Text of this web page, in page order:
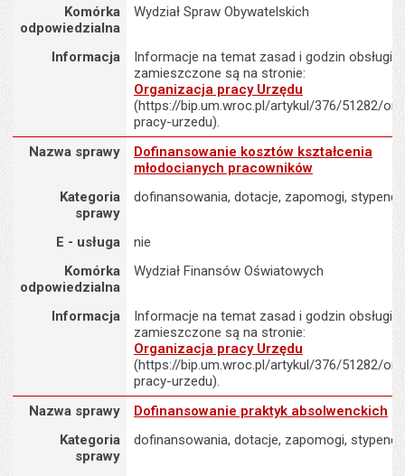
Komórka
odpowiedzialna
Wydział Spraw Obywatelskich
Informacja
Informacje na temat zasad i godzin obsługi
zamieszczone są na stronie:
Organizacja pracy Urzędu
(https://bip.um.wroc.pl/artykul/376/51282/
pracy-urzedu).
Nazwa sprawy : Dofinansowanie kosztów kształcenia
Nazwa sprawy
Dofinansowanie kosztów kształcenia
młodocianych pracowników
Kategoria
sprawy
dofinansowania, dotacje, zapomogi,
E - usługa
nie
Komórka
odpowiedzialna
Wydział Finansów Oświatowych
Informacja
Informacje na temat zasad i godzin obsługi
zamieszczone są na stronie:
Organizacja pracy Urzędu
(https://bip.um.wroc.pl/artykul/376/51282/
pracy-urzedu).
Nazwa sprawy : Dofinansowanie praktyk absolwenckich
Nazwa sprawy
Dofinansowanie praktyk absolwenckich
Kategoria
sprawy
dofinansowania, dotacje, zapomogi,